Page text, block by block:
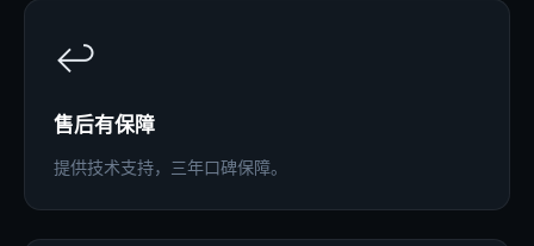
↩️
售后有保障
提供技术支持，三年口碑保障。